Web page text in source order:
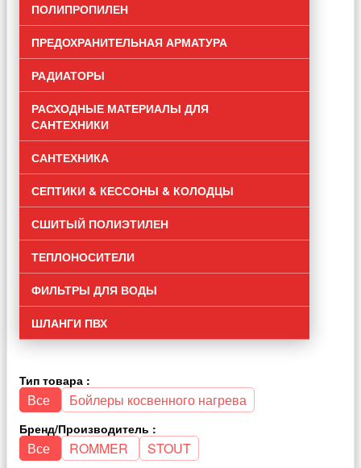
ПОЛИПРОПИЛЕН
ПРЕДОХРАНИТЕЛЬНАЯ АРМАТУРА
РАДИАТОРЫ
РАСХОДНЫЕ МАТЕРИАЛЫ ДЛЯ
САНТЕХНИКИ
САНТЕХНИКА
СЕПТИКИ & КЕССОНЫ & КОЛОДЦЫ
СШИТЫЙ ПОЛИЭТИЛЕН
ТЕПЛОНОСИТЕЛИ
ФИЛЬТРЫ ДЛЯ ВОДЫ
ШЛАНГИ ПВХ
Тип товара :
Все Бойлеры косвенного нагрева
Бренд/Производитель :
Все ROMMER STOUT